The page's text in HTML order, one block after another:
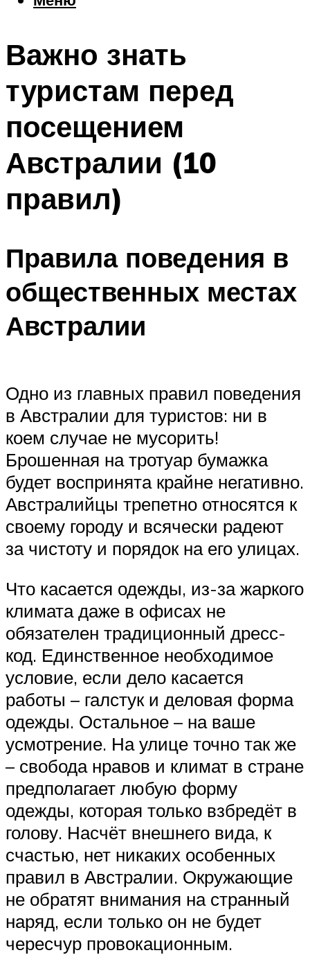
Шоппинг
Меню
Важно знать
туристам перед
посещением
Австралии (10
правил)
Правила поведения в
общественных местах
Австралии
Одно из главных правил поведения
в Австралии для туристов: ни в
коем случае не мусорить!
Брошенная на тротуар бумажка
будет воспринята крайне негативно.
Австралийцы трепетно относятся к
своему городу и всячески радеют
за чистоту и порядок на его улицах.
Что касается одежды, из-за жаркого
климата даже в офисах не
обязателен традиционный дресс-
код. Единственное необходимое
условие, если дело касается
работы – галстук и деловая форма
одежды. Остальное – на ваше
усмотрение. На улице точно так же
– свобода нравов и климат в стране
предполагает любую форму
одежды, которая только взбредёт в
голову. Насчёт внешнего вида, к
счастью, нет никаких особенных
правил в Австралии. Окружающие
не обратят внимания на странный
наряд, если только он не будет
чересчур провокационным.